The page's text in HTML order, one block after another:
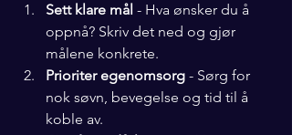
Sett klare mål - Hva ønsker du å
oppnå? Skriv det ned og gjør
målene konkrete.
Prioriter egenomsorg - Sørg for
nok søvn, bevegelse og tid til å
koble av.